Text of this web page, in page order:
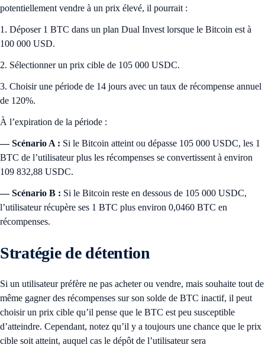
potentiellement vendre à un prix élevé, il pourrait :
1. Déposer 1 BTC dans un plan Dual Invest lorsque le Bitcoin est à
100 000 USD.
2. Sélectionner un prix cible de 105 000 USDC.
3. Choisir une période de 14 jours avec un taux de récompense annuel
de 120%.
À l’expiration de la période :
— Scénario A : Si le Bitcoin atteint ou dépasse 105 000 USDC, les 1
BTC de l’utilisateur plus les récompenses se convertissent à environ
109 832,88 USDC.
— Scénario B : Si le Bitcoin reste en dessous de 105 000 USDC,
l’utilisateur récupère ses 1 BTC plus environ 0,0460 BTC en
récompenses.
Stratégie de détention
Si un utilisateur préfère ne pas acheter ou vendre, mais souhaite tout de
même gagner des récompenses sur son solde de BTC inactif, il peut
choisir un prix cible qu’il pense que le BTC est peu susceptible
d’atteindre. Cependant, notez qu’il y a toujours une chance que le prix
cible soit atteint, auquel cas le dépôt de l’utilisateur sera